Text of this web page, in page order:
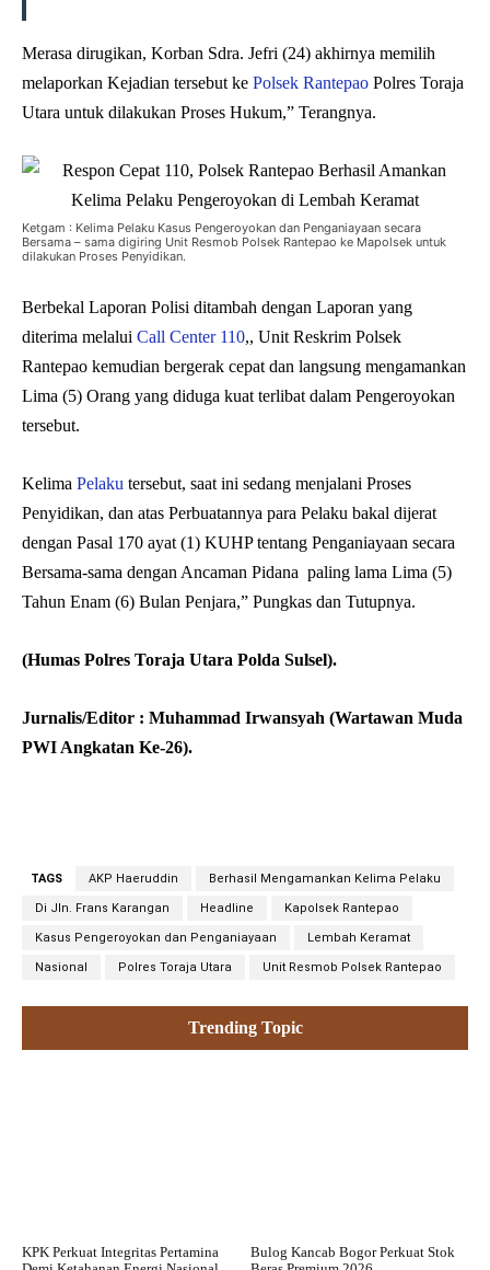
Merasa dirugikan, Korban Sdra. Jefri (24) akhirnya memilih
melaporkan Kejadian tersebut ke Polsek Rantepao Polres Toraja
Utara untuk dilakukan Proses Hukum,” Terangnya.
Ketgam : Kelima Pelaku Kasus Pengeroyokan dan Penganiayaan secara
Bersama – sama digiring Unit Resmob Polsek Rantepao ke Mapolsek untuk
dilakukan Proses Penyidikan.
Berbekal Laporan Polisi ditambah dengan Laporan yang
diterima melalui Call Center 110,, Unit Reskrim Polsek
Rantepao kemudian bergerak cepat dan langsung mengamankan
Lima (5) Orang yang diduga kuat terlibat dalam Pengeroyokan
tersebut.
Kelima Pelaku tersebut, saat ini sedang menjalani Proses
Penyidikan, dan atas Perbuatannya para Pelaku bakal dijerat
dengan Pasal 170 ayat (1) KUHP tentang Penganiayaan secara
Bersama-sama dengan Ancaman Pidana paling lama Lima (5)
Tahun Enam (6) Bulan Penjara,” Pungkas dan Tutupnya.
(Humas Polres Toraja Utara Polda Sulsel).
Jurnalis/Editor : Muhammad Irwansyah (Wartawan Muda
PWI Angkatan Ke-26).
TAGS AKP Haeruddin Berhasil Mengamankan Kelima Pelaku
Di Jln. Frans Karangan Headline Kapolsek Rantepao
Kasus Pengeroyokan dan Penganiayaan Lembah Keramat
Nasional Polres Toraja Utara Unit Resmob Polsek Rantepao
Trending Topic
KPK Perkuat Integritas Pertamina
Bulog Kancab Bogor Perkuat Stok